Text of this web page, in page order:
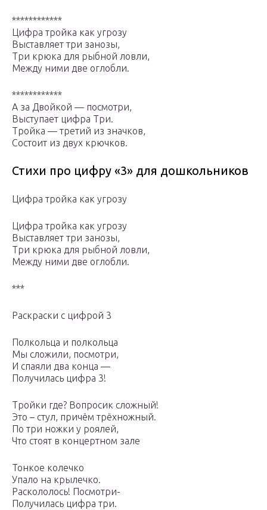
************
Цифра тройка как угрозу
Выставляет три занозы,
Три крюка для рыбной ловли,
Между ними две оглобли.
************
А за Двойкой — посмотри,
Выступает цифра Три.
Тройка — третий из значков,
Состоит из двух крючков.
Стихи про цифру «3» для дошкольников
Цифра тройка как угрозу
Цифра тройка как угрозу
Выставляет три занозы,
Три крюка для рыбной ловли,
Между ними две оглобли.
***
Раскраски с цифрой 3
Полкольца и полкольца
Мы сложили, посмотри,
И спаяли два конца —
Получилась цифра 3!
Тройки где? Вопросик сложный!
Это – стул, причём трёхножный.
По три ножки у роялей,
Что стоят в концертном зале
Тонкое колечко
Упало на крылечко.
Раскололось! Посмотри-
Получилась цифра три.